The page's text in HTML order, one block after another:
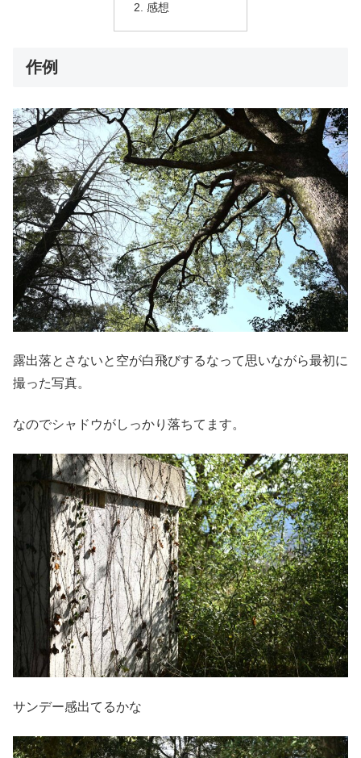
感想
作例
露出落とさないと空が白飛びするなって思いながら最初に
撮った写真。
なのでシャドウがしっかり落ちてます。
サンデー感出てるかな